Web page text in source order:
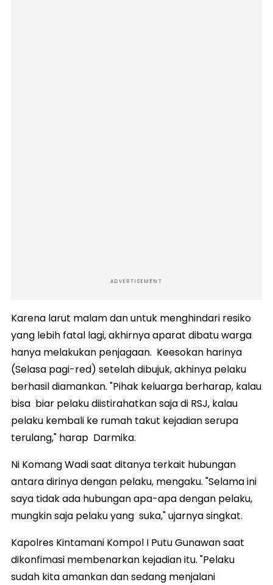
ADVERTISEMENT
Karena larut malam dan untuk menghindari resiko
yang lebih fatal lagi, akhirnya aparat dibatu warga
hanya melakukan penjagaan. Keesokan harinya
(Selasa pagi-red) setelah dibujuk, akhinya pelaku
berhasil diamankan. "Pihak keluarga berharap, kalau
bisa biar pelaku diistirahatkan saja di RSJ, kalau
pelaku kembali ke rumah takut kejadian serupa
terulang," harap Darmika.
Ni Komang Wadi saat ditanya terkait hubungan
antara dirinya dengan pelaku, mengaku. "Selama ini
saya tidak ada hubungan apa-apa dengan pelaku,
mungkin saja pelaku yang suka," ujarnya singkat.
Kapolres Kintamani Kompol I Putu Gunawan saat
dikonfimasi membenarkan kejadian itu. "Pelaku
sudah kita amankan dan sedang menjalani